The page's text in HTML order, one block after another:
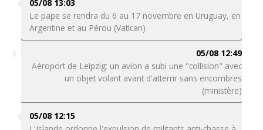
05/08 13:03
Le pape se rendra du 6 au 17 novembre en Uruguay, en
Argentine et au Pérou (Vatican)
05/08 12:49
Aéroport de Leipzig: un avion a subi une "collision" avec
un objet volant avant d'atterrir sans encombres
(ministère)
05/08 12:15